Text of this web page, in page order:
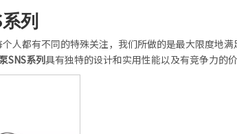
列
个人都有不同的特殊关注，我们所做的是最大限度地
SNS系列具有独特的设计和实用性能以及有竞争力的